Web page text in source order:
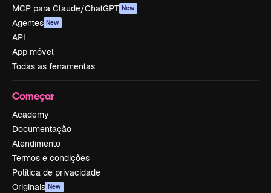
MCP para Claude/ChatGPT New
Agentes New
API
App móvel
Todas as ferramentas
Começar
Academy
Documentação
Atendimento
Termos e condições
Política de privacidade
Originais New